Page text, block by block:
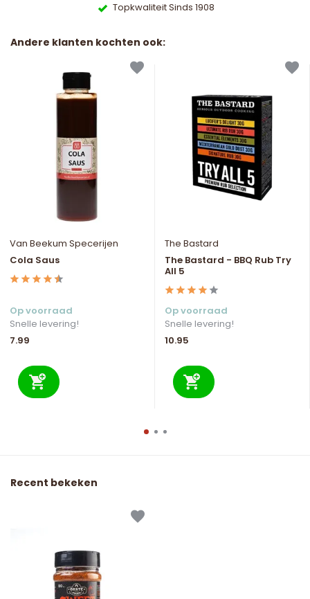
Topkwaliteit Sinds 1908
Andere klanten kochten ook:
Van Beekum Specerijen
Cola Saus
Op voorraad
Snelle levering!
7.99
The Bastard
The Bastard - BBQ Rub Try
All 5
Op voorraad
Snelle levering!
10.95
Recent bekeken